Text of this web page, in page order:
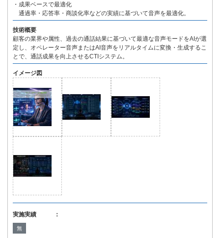
・成果ベースで最適化
通過率・応答率・商談化率などの実績に基づいて音声を最適化。
技術概要
顧客の業界や属性、過去の通話結果に基づいて最適な音声モードをAIが選
定し、オペレーター音声またはAI音声をリアルタイムに変換・生成するこ
とで、通話成果を向上させるCTIシステム。
イメージ図
実施実績 ：
無